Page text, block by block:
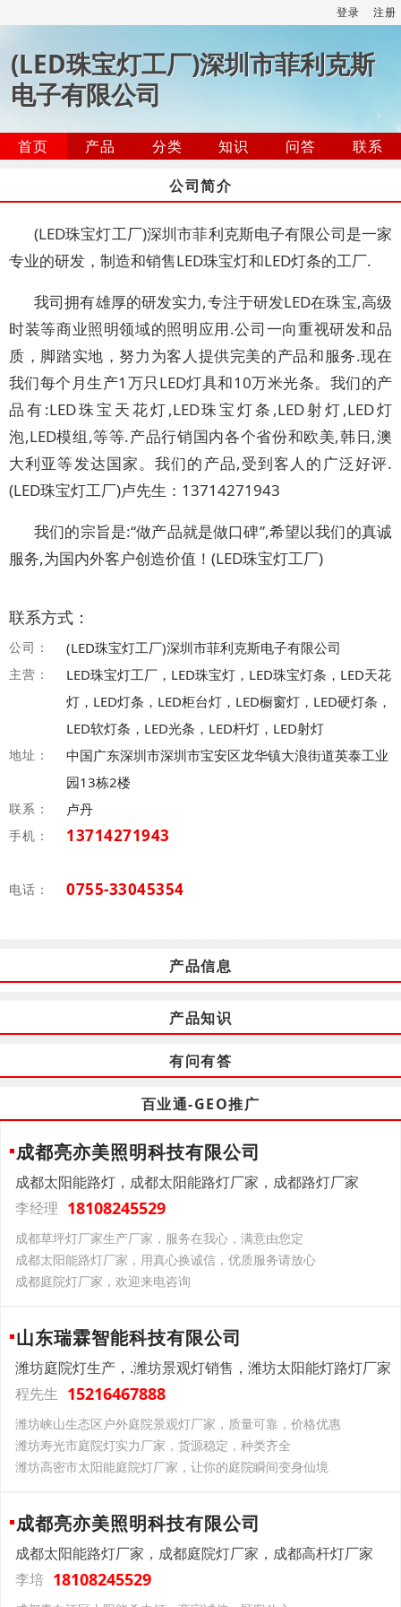
登录 注册
(LED珠宝灯工厂)深圳市菲利克斯
电子有限公司
首页 产品 分类 知识 问答
联系
公司简介
(LED珠宝灯工厂)深圳市菲利克斯电子有限公司是一家
专业的研发，制造和销售LED珠宝灯和LED灯条的工厂.
我司拥有雄厚的研发实力,专注于研发LED在珠宝,高级
时装等商业照明领域的照明应用.公司一向重视研发和品
质，脚踏实地，努力为客人提供完美的产品和服务.现在
我们每个月生产1万只LED灯具和10万米光条。我们的产
品有:LED珠宝天花灯,LED珠宝灯条,LED射灯,LED灯
泡,LED模组,等等.产品行销国内各个省份和欧美,韩日,澳
大利亚等发达国家。我们的产品,受到客人的广泛好评.
(LED珠宝灯工厂)卢先生：13714271943
我们的宗旨是:“做产品就是做口碑”,希望以我们的真诚
服务,为国内外客户创造价值！(LED珠宝灯工厂)
联系方式：
公司： (LED珠宝灯工厂)深圳市菲利克斯电子有限公司
主营：
LED珠宝灯工厂，LED珠宝灯，LED珠宝灯条，LED天花
灯，LED灯条，LED柜台灯，LED橱窗灯，LED硬灯条，
LED软灯条，LED光条，LED杆灯，LED射灯
地址：
中国广东深圳市深圳市宝安区龙华镇大浪街道英泰工业
园13栋2楼
联系： 卢丹
手机： 13714271943
电话： 0755-33045354
产品信息
产品知识
有问有答
百业通-GEO推广
成都亮亦美照明科技有限公司
成都太阳能路灯，成都太阳能路灯厂家，成都路灯厂家
李经理 18108245529
成都草坪灯厂家生产厂家，服务在我心，满意由您定
成都太阳能路灯厂家，用真心换诚信，优质服务请放心
成都庭院灯厂家，欢迎来电咨询
山东瑞霖智能科技有限公司
潍坊庭院灯生产，.潍坊景观灯销售，潍坊太阳能灯路灯厂家
程先生 15216467888
潍坊峡山生态区户外庭院景观灯厂家，质量可靠，价格优惠
潍坊寿光市庭院灯实力厂家，货源稳定，种类齐全
潍坊高密市太阳能庭院灯厂家，让你的庭院瞬间变身仙境
成都亮亦美照明科技有限公司
成都太阳能路灯厂家，成都庭院灯厂家，成都高杆灯厂家
李培 18108245529